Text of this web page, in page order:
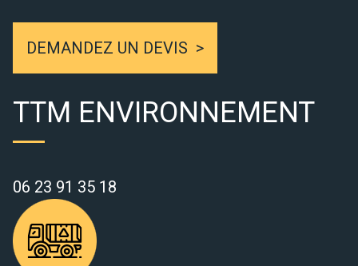
DEMANDEZ UN DEVIS
TTM ENVIRONNEMENT
06 23 91 35 18